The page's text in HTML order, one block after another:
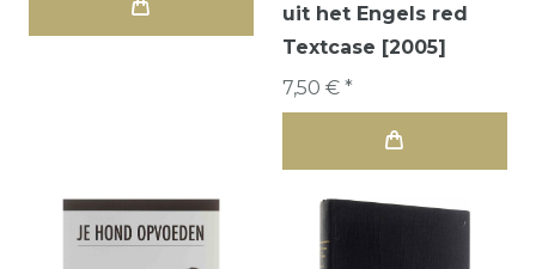
uit het Engels red
Textcase [2005]
7,50 € *